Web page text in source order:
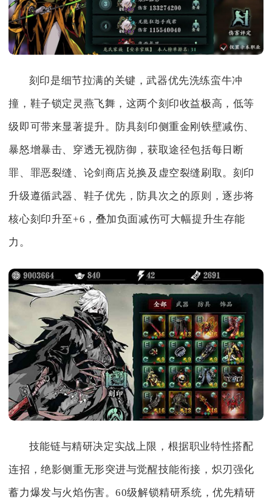
刻印是细节拉满的关键，武器优先洗练蛮牛冲
撞，鞋子锁定灵燕飞舞，这两个刻印收益极高，低等
级即可带来显著提升。防具刻印侧重金刚铁壁减伤、
暴怒增暴击、穿透无视防御，获取途径包括每日断
罪、罪恶裂缝、论剑商店兑换及虚空裂缝刷取。刻印
升级遵循武器、鞋子优先，防具次之的原则，逐步将
核心刻印升至+6，叠加负面减伤可大幅提升生存能
力。
技能链与精研决定实战上限，根据职业特性搭配
连招，绝影侧重无形突进与觉醒技能衔接，炽刃强化
蓄力爆发与火焰伤害。60级解锁精研系统，优先精研